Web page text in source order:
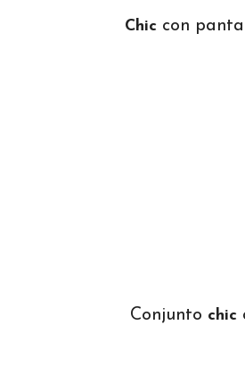
Chic con
Conjunto chic